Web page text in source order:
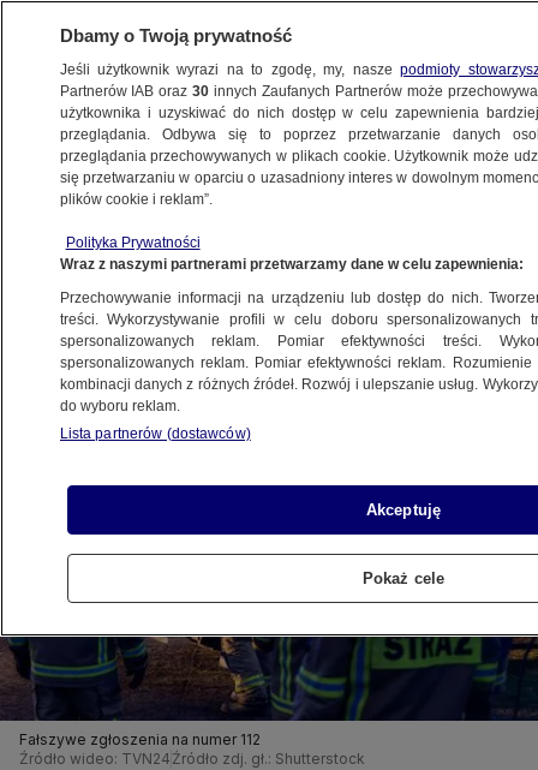
SZCZECIN
życie. Dyspozytorzy 112 mówią wprost
27.05.2026, 13:29
Posłuchaj artykułu
Czyta lektor AI
Fałszywe zgłoszenia na numer 112
Źródło wideo: TVN24 Źródło zdj. gł.: Shutterstock
Dbamy o Twoją prywatność
Jeśli użytkownik wyrazi na to zgodę, my, naszepodmioty
Partnerów IAB oraz30 innych Zaufanych Partnerów może
użytkownika i uzyskiwać do nich dostęp w celu zapewnienia
przeglądania. Odbywa się to poprzez przetwarzanie danych
przeglądania przechowywanych w plikach cookie. Użytkownik może
się przetwarzaniu w oparciu o uzasadniony interes w dowolnym
plików cookie i reklam”.
Polityka Prywatności
Wraz z naszymi partnerami przetwarzamy dane w celu zapewnienia:
Przechowywanie informacji na urządzeniu lub dostęp do nich.
treści. Wykorzystywanie profili w celu doboru spersonalizowanych
spersonalizowanych reklam. Pomiar efektywności treści.
spersonalizowanych reklam. Pomiar efektywności reklam.
kombinacji danych z różnych źródeł. Rozwój i ulepszanie usług.
do wyboru reklam.
Lista partnerów (dostawców)
Akceptuję
Pokaż cele